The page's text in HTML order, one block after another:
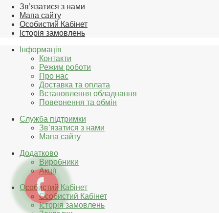
Зв’язатися з нами
Мапа сайту
Особистий Кабінет
Історія замовлень
Інформація
Контакти
Режим роботи
Про нас
Доставка та оплата
Встановлення обладнання
Повернення та обмін
Служба підтримки
Зв’язатися з нами
Мапа сайту
Додатково
Виробники
Акції
Особистий Кабінет
Особистий Кабінет
Історія замовлень